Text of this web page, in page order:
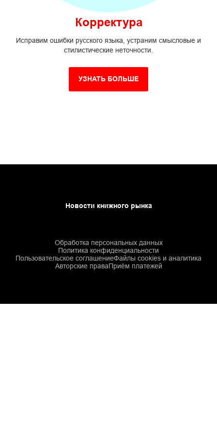
Корректура
Исправим ошибки русского языка, устраним смысловые и
стилистические неточности.
УЗНАТЬ БОЛЬШЕ
Новости книжного рынка
Обработка персональных данных
Политика конфиденциальности
Пользовательское соглашениеФайлы cookies и аналитика
Авторские праваПриём платежей